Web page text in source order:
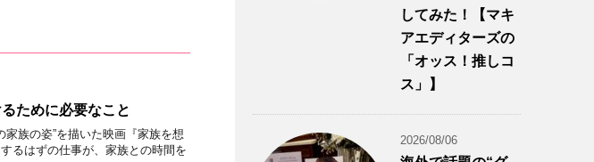
ために必要なこと
家族の姿”を描いた映画『家族を想
るはずの仕事が、家族との時間を
してみた！【マキ
アエディターズの
「オッス！推しコ
ス」】
2026/08/06